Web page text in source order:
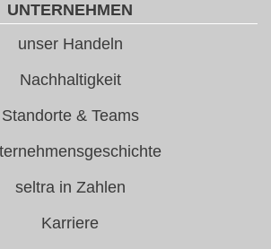
UNTERNEHMEN
unser Handeln
Nachhaltigkeit
Standorte & Teams
seltra in Zahlen
Karriere